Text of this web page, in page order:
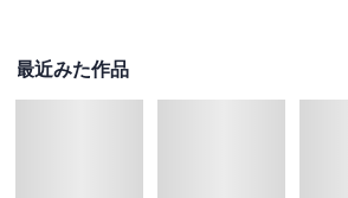
最近みた作品